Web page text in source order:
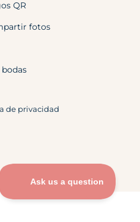
QR
fotos
de privacidad